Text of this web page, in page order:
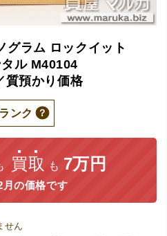
グラム ロックイット
ル M40104
質預かり価格
ンク
買取 も 7万円
月の価格です
せん